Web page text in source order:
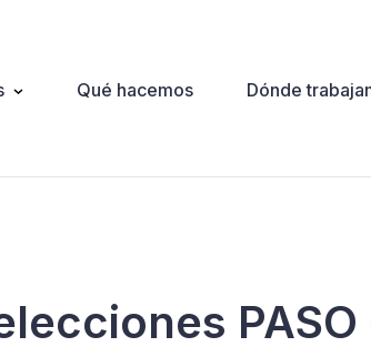
Qué hacemos Dónde
PASO